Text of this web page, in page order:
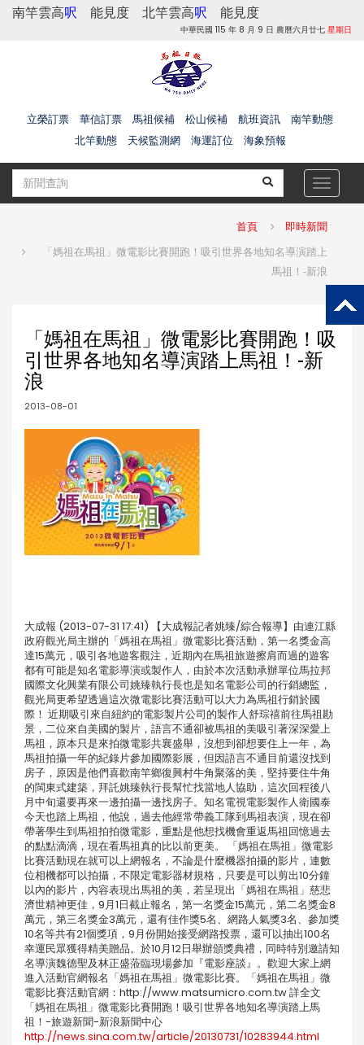
南竿雲高呎 能見度 北竿雲高呎 能見度
中華民國 115 年 8 月 9 日 農曆六月廿七 星期日
立榮訂票 華信訂票 馬祖候補 松山候補 航班資訊
南竿動態
北竿動態
天候監測網 海運訂位 海象預報
Toggle
首頁 即時新聞
「媽祖在馬祖」微電影比賽開跑！吸引世界各地知名導演踏上
馬祖！-新浪
「媽祖在馬祖」微電影比賽開跑！吸
引世界各地知名導演踏上馬祖！-新
浪
2013-08-01
大成報 (2013-07-31 17:41) 【大成報記者姚臻/綜合報導】由連江縣
政府觀光局主辦的「媽祖在馬祖」微電影比賽活動，第一名獎金高
達15萬元，吸引各地遊客觀注，近期內在馬祖旅遊擦肩而過的遊客
都有可能是知名電影導演或製作人，由於本次活動承辦單位馬拉邦
國際文化興業有限公司姚臻執行長也是知名電影公司的行銷總監，
觀光局更希望透過這次微電影比賽活動可以大力為馬祖行銷於國
際！ 近期吸引來自紐約的電影製片公司的製作人舒琮禧前往馬祖勘
景，二位來自美國的製片，語言不通卻被馬祖的美吸引著深深愛上
馬祖，原本只是來拍微電影共襄盛舉，沒想到卻想要住上一年，為
馬祖拍攝一年的紀錄片參加國際影展，但因語言不通目前還沒找到
房子，原因是他們喜歡南竿鄉復興村牛角聚落的美，堅持要住牛角
的閩東式建築，拜託姚臻執行長幫忙找當地人協助，這次回程後八
月中旬還要再來一邊拍攝一邊找房子。知名電視電影製作人衛國泰
今天也踏上馬祖，他說，過去他經常帶義工隊到馬祖表演，現在卻
帶著學生到馬祖拍拍微電影，重點是他想找機會重返馬祖回憶過去
的點點滴滴，現在看馬祖真的比以前更美。 「媽祖在馬祖」微電影
比賽活動現在就可以上網報名，不論是什麼機器拍攝的影片，連數
位相機都可以拍攝，不限定電影器材規格，只要是可以剪出10分鐘
以內的影片，內容表現出馬祖的美，若呈現出「媽祖在馬祖」慈悲
濟世精神更佳，9月1日截止報名，第一名獎金15萬元，第二名獎金8
萬元，第三名獎金3萬元，還有佳作獎5名、網路人氣獎3名、參加獎
10名等共有21個獎項，9月份開始接受網路投票，還可以抽出100名
幸運民眾獲得精美贈品。於10月12日舉辦頒獎典禮，同時特別邀請知
名導演魏德聖及林正盛蒞臨現場參加『電影座談』。歡迎大家上網
進入活動官網報名「媽祖在馬祖」微電影比賽。「媽祖在馬祖」微
電影比賽活動官網：http://www.matsumicro.com.tw 詳全文
「媽祖在馬祖」微電影比賽開跑！吸引世界各地知名導演踏上馬
祖！-旅遊新聞-新浪新聞中心
http://news.sina.com.tw/article/20130731/10283944.html